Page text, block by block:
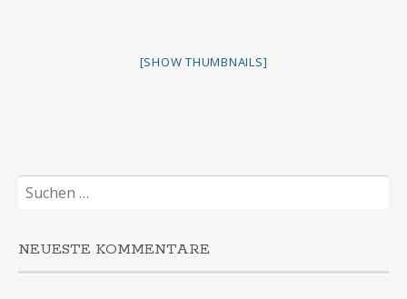
[SHOW THUMBNAILS]
Suchen
nach:
NEUESTE KOMMENTARE